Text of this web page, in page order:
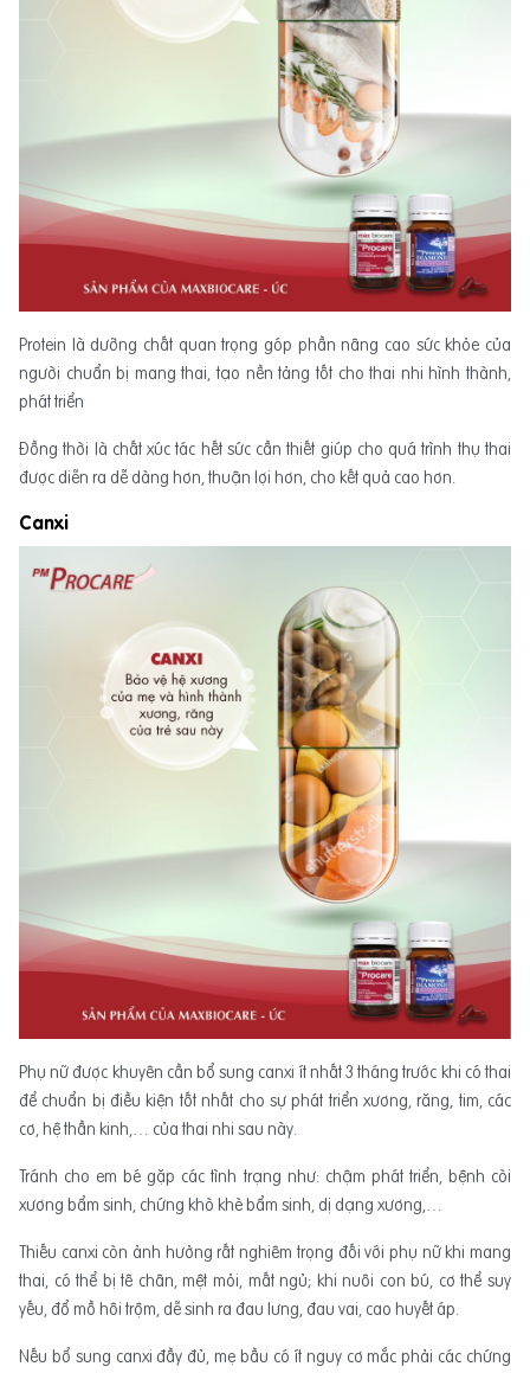
Protein là dưỡng chất quan trọng góp phần nâng cao sức khỏe của
người chuẩn bị mang thai, tạo nền tảng tốt cho thai nhi hình thành,
phát triển
Đồng thời là chất xúc tác hết sức cần thiết giúp cho quá trình thụ thai
được diễn ra dễ dàng hơn, thuận lợi hơn, cho kết quả cao hơn.
Canxi
Phụ nữ được khuyên cần bổ sung canxi ít nhất 3 tháng trước khi có thai
để chuẩn bị điều kiện tốt nhất cho sự phát triển xương, răng, tim, các
cơ, hệ thần kinh,… của thai nhi sau này.
Tránh cho em bé gặp các tình trạng như: chậm phát triển, bệnh còi
xương bẩm sinh, chứng khò khè bẩm sinh, dị dạng xương,…
Thiếu canxi còn ảnh hưởng rất nghiêm trọng đối với phụ nữ khi mang
thai, có thể bị tê chân, mệt mỏi, mất ngủ; khi nuôi con bú, cơ thể suy
yếu, đổ mồ hôi trộm, dễ sinh ra đau lưng, đau vai, cao huyết áp.
Nếu bổ sung canxi đầy đủ, mẹ bầu có ít nguy cơ mắc phải các chứng